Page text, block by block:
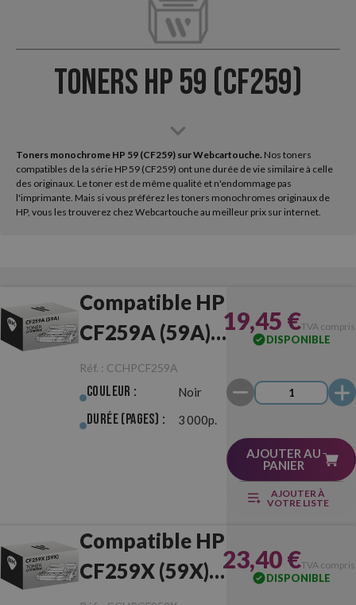
Toners HP 59 (CF259)
Toners monochrome HP 59 (CF259) sur Webcartouche. Nos toners
compatibles de la série HP 59 (CF259) ont une durée de vie similaire à celle
des originaux. Le toner est de même qualité et n'endommage pas
l'imprimante. Mais si vous préférez les toners monochromes originaux de
HP, vous les trouverez chez Webcartouche au meilleur prix sur internet.
Compatible HP
CF259A (59A)
Noir
Réf. : CCHPCF259A
Couleur : Noir
Durée (pages) : 3 000p.
19,45 €TVA
DISPONIBLE
AJOUTER AU
PANIER
AJOUTER À
VOTRE LISTE
Compatible HP
CF259X (59X)
23,40 €TVA
DISPONIBLE